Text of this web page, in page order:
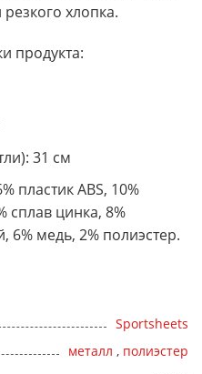
хлопка.
продукта:
31 см
пластик ABS, 10%
сплав цинка, 8%
6% медь, 2% полиэстер.
Sportsheets
металл , полиэстер